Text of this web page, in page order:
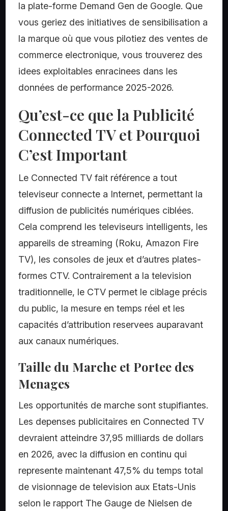
la plate-forme Demand Gen de Google. Que
vous geriez des initiatives de sensibilisation a
la marque où que vous pilotiez des ventes de
commerce electronique, vous trouverez des
idees exploitables enracinees dans les
données de performance 2025-2026.
Qu’est-ce que la Publicité
Connected TV et Pourquoi
C’est Important
Le Connected TV fait référence a tout
televiseur connecte a Internet, permettant la
diffusion de publicités numériques ciblées.
Cela comprend les televiseurs intelligents, les
appareils de streaming (Roku, Amazon Fire
TV), les consoles de jeux et d’autres plates-
formes CTV. Contrairement a la television
traditionnelle, le CTV permet le ciblage précis
du public, la mesure en temps réel et les
capacités d’attribution reservees auparavant
aux canaux numériques.
Taille du Marche et Portee des
Menages
Les opportunités de marche sont stupifiantes.
Les depenses publicitaires en Connected TV
devraient atteindre 37,95 milliards de dollars
en 2026, avec la diffusion en continu qui
represente maintenant 47,5% du temps total
de visionnage de television aux Etats-Unis
selon le rapport The Gauge de Nielsen de